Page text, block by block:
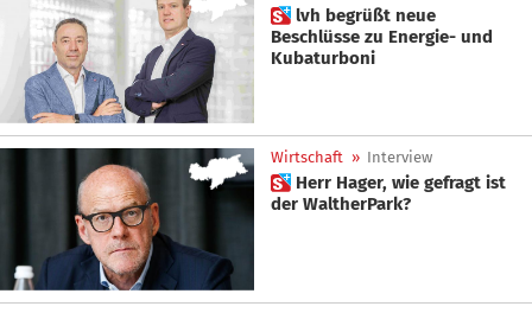
 lvh begrüßt neue
Beschlüsse zu Energie- und
Kubaturboni
Wirtschaft » Interview
 Herr Hager, wie gefragt ist
der WaltherPark?